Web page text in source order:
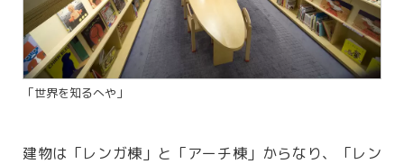
「世界を知るへや」
建物は「レンガ棟」と「アーチ棟」からなり、「レン